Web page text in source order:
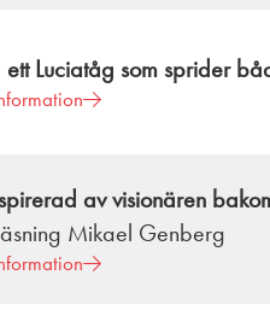
ett Luciatåg som sprider
av visionären
Mikael Genberg